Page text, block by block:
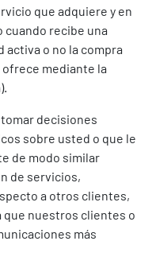
que adquiere y en
cuando recibe una
activa o no la compra
mediante la
decisiones
sobre usted o que le
de modo similar
de servicios,
a otros clientes,
que nuestros clientes o
más